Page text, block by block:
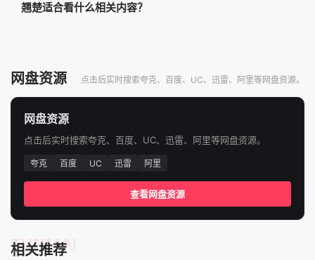
翘楚适合看什么相关内容？
网盘资源 点击后实时搜索夸克、百度、UC、迅雷、阿里等网盘资源。
网盘资源
点击后实时搜索夸克、百度、UC、迅雷、阿里等网盘资源。
夸克 百度 UC 迅雷 阿里
查看网盘资源
相关推荐
TUIJIAN